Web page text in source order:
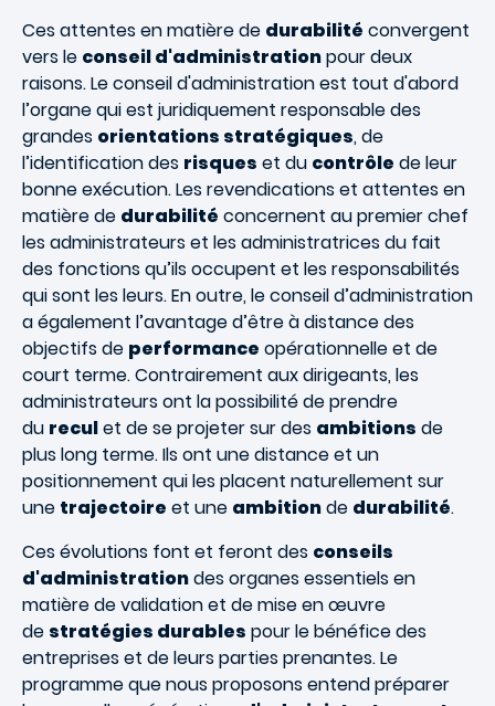
Ces attentes en matière de durabilité convergent
vers le conseil d'administrationpour deux
raisons. Le conseil d'administration est tout d'abord
l’organe qui est juridiquement responsable des
grandes orientations stratégiques, de
l’identification des risques et du contrôle de leur
bonne exécution. Les revendications et attentes en
matière de durabilité concernent au premier chef
les administrateurs et les administratrices du fait
des fonctions qu’ils occupent et les responsabilités
qui sont les leurs. En outre, le conseil d’administration
a également l’avantage d’être à distance des
objectifs de performance opérationnelle et de
court terme. Contrairement aux dirigeants, les
administrateurs ont la possibilité de prendre
du reculet de se projeter sur des ambitions de
plus long terme. Ils ont une distance et un
positionnement qui les placent naturellement sur
une trajectoire et une ambitionde durabilité.
Ces évolutions font et feront des conseils
d'administrationdes organes essentiels en
matière de validation et de mise en œuvre
de stratégies durables pour le bénéfice des
entreprises et de leurs parties prenantes. Le
programme que nous proposons entend préparer